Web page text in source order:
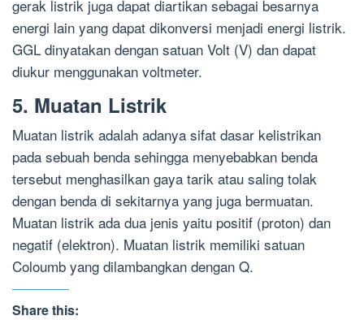
gerak listrik juga dapat diartikan sebagai besarnya
energi lain yang dapat dikonversi menjadi energi listrik.
GGL dinyatakan dengan satuan Volt (V) dan dapat
diukur menggunakan voltmeter.
5. Muatan Listrik
Muatan listrik adalah adanya sifat dasar kelistrikan
pada sebuah benda sehingga menyebabkan benda
tersebut menghasilkan gaya tarik atau saling tolak
dengan benda di sekitarnya yang juga bermuatan.
Muatan listrik ada dua jenis yaitu positif (proton) dan
negatif (elektron). Muatan listrik memiliki satuan
Coloumb yang dilambangkan dengan Q.
Share this: